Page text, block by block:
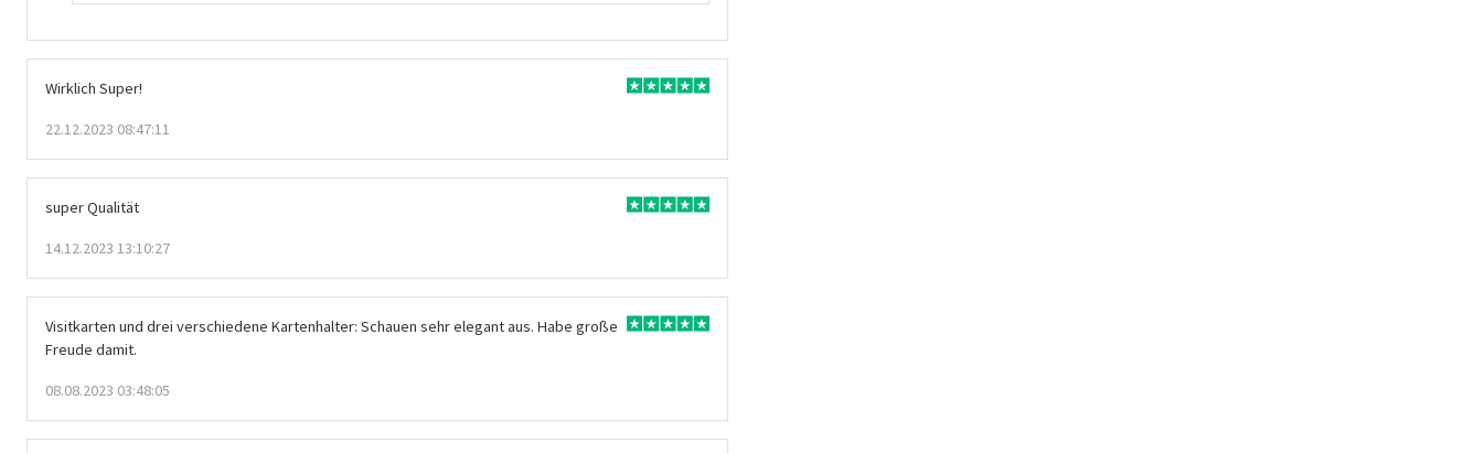
Wirklich Super!
22.12.2023 08:47:11
super Qualität
14.12.2023 13:10:27
Visitkarten und drei verschiedene Kartenhalter: Schauen sehr elegant aus. Habe große
Freude damit.
08.08.2023 03:48:05